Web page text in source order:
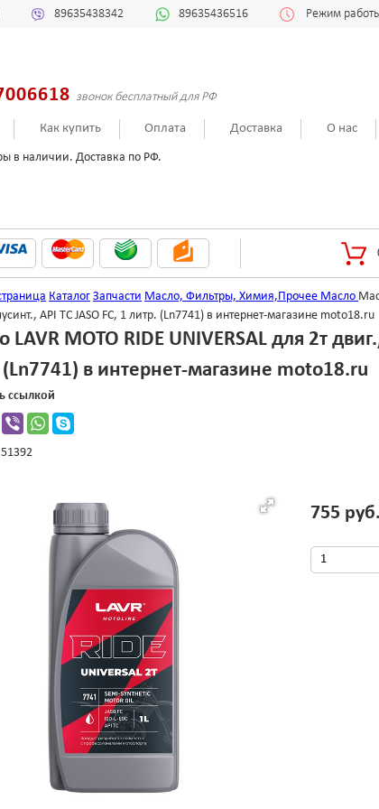
89635438342 89635436516 Режим
звонок бесплатный для РФ
Как купить Оплата Доставка О нас
в наличии. Доставка по РФ.
Каталог Запчасти Масло, Фильтры, Химия,Прочее Масло
API ТС JASO FC, 1 литр. (Ln7741) в интернет-магазине moto18.ru
LAVR MOTO RIDE UNIVERSAL для 2т
в интернет-магазине moto18.ru
ссылкой
755 руб.